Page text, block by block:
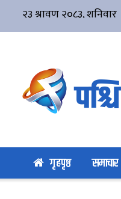
गृहपृष्ठ समाचार